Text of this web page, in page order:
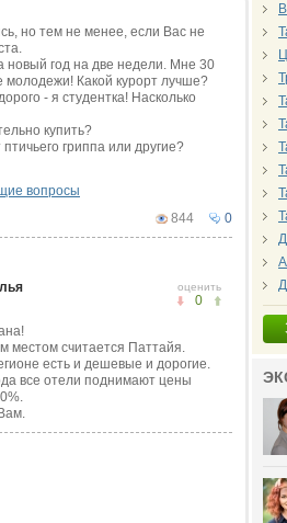
но тем не менее, если Вас не
новый год на две недели. Мне 30
молодежи! Какой курорт лучше?
- я студентка! Насколько
купить?
гриппа или другие?
вопросы
0
844
оценить
0
местом считается Паттайя.
есть и дешевые и дорогие.
все отели поднимают цены